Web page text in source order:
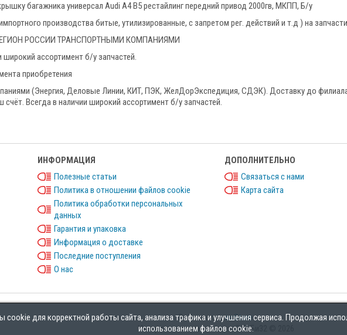
для корректной работы сайта, анализа трафика и улучшения сервиса. Продолжая
использованием файлов cookie.
багажника универсал Audi A4 B5 рестайлинг передний привод 2000гв, МКПП, Б/у
производства битые, утилизированные, с запретом рег. действий и т.д ) на
РОССИИ ТРАНСПОРТНЫМИ КОМПАНИЯМИ
ассортимент б/у запчастей.
приобретения
(Энергия, Деловые Линии, КИТ, ПЭК, ЖелДорЭкспедиция, СДЭК). Доставку до
Всегда в наличии широкий ассортимент б/у запчастей.
ИНФОРМАЦИЯ
Полезные статьи
Политика в отношении файлов cookie
Политика обработки персональных
данных
Гарантия и упаковка
Информация о доставке
Последние поступления
О нас
ДОПОЛНИТЕЛЬНО
Связаться с нами
Карта сайта
Работает наocStore
Интернет магазин запчастей БиБи32 © 2026